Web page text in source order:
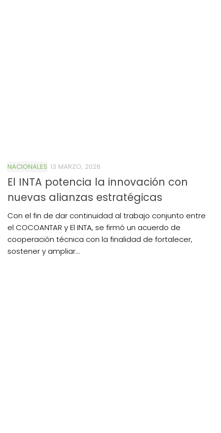
NACIONALES 13 MARZO, 2026
El INTA potencia la innovación con
nuevas alianzas estratégicas
Con el fin de dar continuidad al trabajo conjunto entre
el COCOANTAR y El INTA, se firmó un acuerdo de
cooperación técnica con la finalidad de fortalecer,
sostener y ampliar...